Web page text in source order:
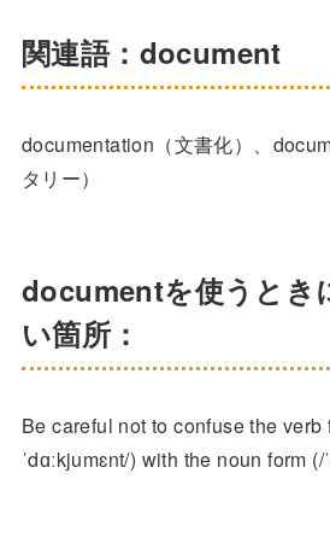
関連語：document
documentation（文書化）、
タリー）
documentを使うとき
い箇所：
Be careful not to confuse the verb
ˈdɑːkjumɛnt/) with the noun form (/